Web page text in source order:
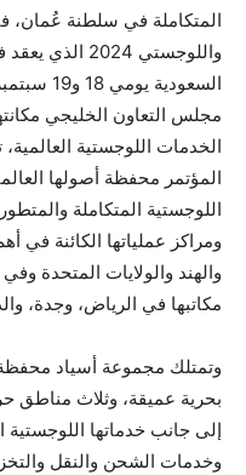
المتكاملة في سلطنة عُمان،
واللوجستي
مجلس التعاون الخليجي
الخدمات اللوجستية
المؤتمر محفظة أصولها
اللوجستية المتكاملة
ومراكز عملياتها الكائنة في
والهند والولايات المتحدة
مكاتبها في الرياض، وجدة،
وتمتلك مجموعة أسياد محفظة
بحرية عميقة، وثلاث مناطق
إلى جانب خدماتها اللوجستية
وخدمات الشحن والنقل